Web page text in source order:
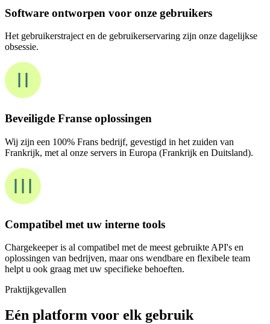
Software ontworpen voor onze gebruikers
Het gebruikerstraject en de gebruikerservaring zijn onze dagelijkse
obsessie.
Beveiligde Franse oplossingen
Wij zijn een 100% Frans bedrijf, gevestigd in het zuiden van
Frankrijk, met al onze servers in Europa (Frankrijk en Duitsland).
Compatibel met uw interne tools
Chargekeeper is al compatibel met de meest gebruikte API's en
oplossingen van bedrijven, maar ons wendbare en flexibele team
helpt u ook graag met uw specifieke behoeften.
Praktijkgevallen
Eén platform voor elk gebruik